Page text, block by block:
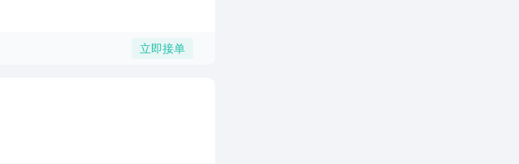
立即接单